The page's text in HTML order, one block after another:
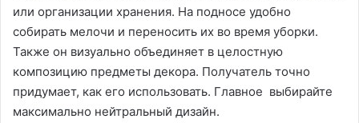
или организации хранения. На подносе удобно
собирать мелочи и переносить их во время уборки.
Также он визуально объединяет в целостную
композицию предметы декора. Получатель точно
придумает, как его использовать. Главное выбирайте
максимально нейтральный дизайн.